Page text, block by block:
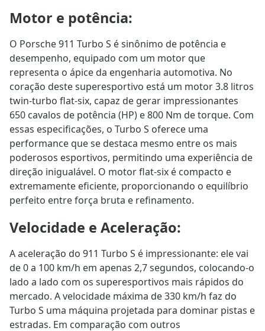
Motor e potência:
O Porsche 911 Turbo S é sinônimo de potência e
desempenho, equipado com um motor que
representa o ápice da engenharia automotiva. No
coração deste superesportivo está um motor 3.8 litros
twin-turbo flat-six, capaz de gerar impressionantes
650 cavalos de potência (HP) e 800 Nm de torque. Com
essas especificações, o Turbo S oferece uma
performance que se destaca mesmo entre os mais
poderosos esportivos, permitindo uma experiência de
direção inigualável. O motor flat-six é compacto e
extremamente eficiente, proporcionando o equilíbrio
perfeito entre força bruta e refinamento.
Velocidade e Aceleração:
A aceleração do 911 Turbo S é impressionante: ele vai
de 0 a 100 km/h em apenas 2,7 segundos, colocando-o
lado a lado com os superesportivos mais rápidos do
mercado. A velocidade máxima de 330 km/h faz do
Turbo S uma máquina projetada para dominar pistas e
estradas. Em comparação com outros